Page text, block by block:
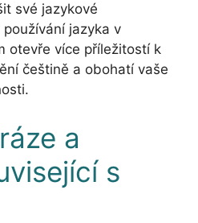
své jazykové
jazyka v
otevře více příležitostí k
češtině a obohatí vaše
a
s